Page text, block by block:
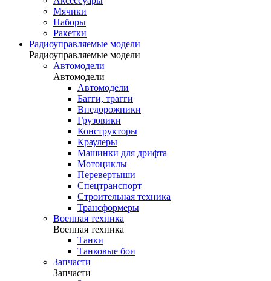
Мячики
Наборы
Ракетки
Радиоуправляемые модели
Радиоуправляемые модели
Автомодели
Автомодели
Автомодели
Багги, трагги
Внедорожники
Грузовики
Конструкторы
Краулеры
Машинки для дрифта
Мотоциклы
Перевертыши
Спецтранспорт
Строительная техника
Трансформеры
Военная техника
Военная техника
Танки
Танковые бои
Запчасти
Запчасти